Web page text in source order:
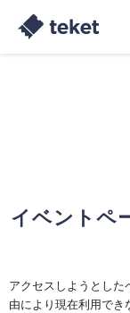
イベントペ
アクセスしようとした
由により現在利用でき